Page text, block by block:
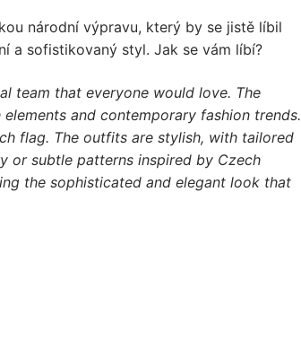
národní výpravu, který by se jistě líbil
a sofistikovaný styl. Jak se vám líbí?
team that everyone would love. The
and contemporary fashion trends.
flag. The outfits are stylish, with tailored
or subtle patterns inspired by Czech
the sophisticated and elegant look that